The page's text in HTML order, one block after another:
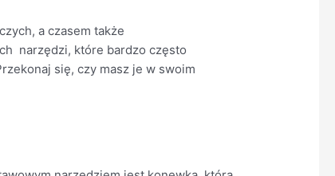
a czasem także
narzędzi, które bardzo często
się, czy masz je w swoim